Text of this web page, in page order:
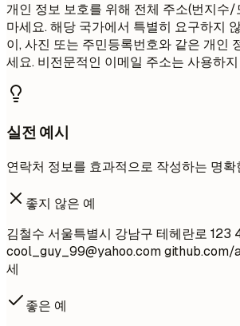
개인 정보 보호를 위해 전체 주소(번지수
마세요. 해당 국가에서 특별히 요구하지
이, 사진 또는 주민등록번호와 같은 개인
세요. 비전문적인 이메일 주소는 사용하
실전 예시
연락처 정보를 효과적으로 작성하는 명
좋지 않은 예
김철수 서울특별시 강남구 테헤란로 123
cool_guy_99@yahoo.comgithub.com/
세
좋은 예